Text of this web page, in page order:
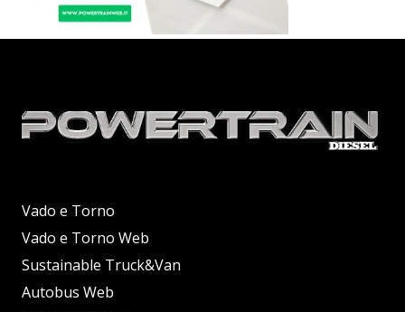
Vado e Torno
Vado e Torno Web
Sustainable Truck&Van
Autobus Web